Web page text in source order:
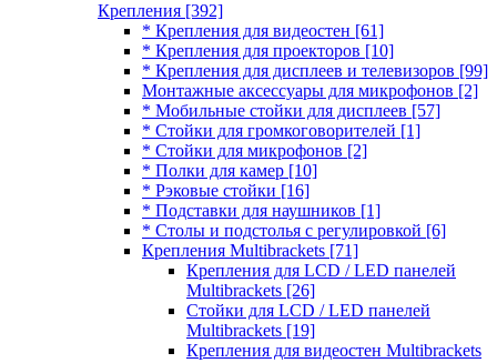
Крепления [392]
* Крепления для видеостен [61]
* Крепления для проекторов [10]
* Крепления для дисплеев и телевизоров [99]
Монтажные аксессуары для микрофонов [2]
* Мобильные стойки для дисплеев [57]
* Стойки для громкоговорителей [1]
* Стойки для микрофонов [2]
* Полки для камер [10]
* Рэковые стойки [16]
* Подставки для наушников [1]
* Столы и подстолья с регулировкой [6]
Крепления Multibrackets [71]
Крепления для LCD / LED панелей
Multibrackets [26]
Стойки для LCD / LED панелей
Multibrackets [19]
Крепления для видеостен Multibrackets